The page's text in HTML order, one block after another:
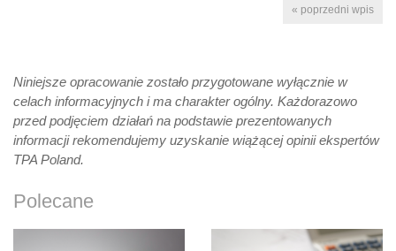
« poprzedni wpis
Niniejsze opracowanie zostało przygotowane wyłącznie w
celach informacyjnych i ma charakter ogólny. Każdorazowo
przed podjęciem działań na podstawie prezentowanych
informacji rekomendujemy uzyskanie wiążącej opinii ekspertów
TPA Poland.
Polecane